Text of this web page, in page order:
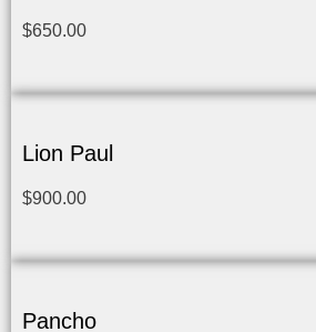
$650.00
Lion Paul
$900.00
Pancho